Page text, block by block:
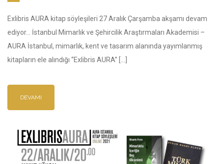
Exlibris AURA kitap söyleşileri 27 Aralık Çarşamba akşamı devam
ediyor… İstanbul Mimarlık ve Şehircilik Araştırmaları Akademisi –
AURA İstanbul, mimarlık, kent ve tasarım alanında yayımlanmış
kitapların ele alındığı “Exlibris AURA” […]
DEVAMI